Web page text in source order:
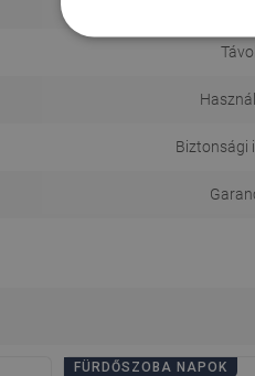
Biztonsági
FÜRDŐSZOBA NAPOK